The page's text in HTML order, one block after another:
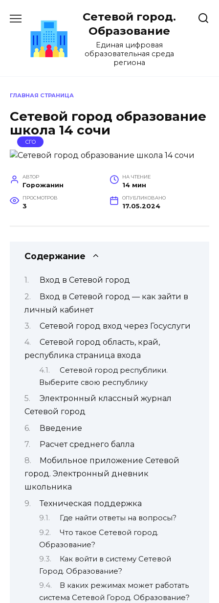
содержанию
Сетевой город.
Образование
Единая цифровая
образовательная среда
региона
ГЛАВНАЯ СТРАНИЦА
Сетевой город образование
школа 14 сочи
СГО
АВТОР
Горожанин
НА ЧТЕНИЕ
14 мин
ПРОСМОТРОВ
3
ОПУБЛИКОВАНО
17.05.2024
Содержание
Вход в Сетевой город
Вход в Сетевой город — как зайти в
личный кабинет
Сетевой город вход через Госуслуги
Сетевой город область, край,
республика страница входа
Сетевой город республики.
Выберите свою республику
Электронный классный журнал
Сетевой город
Введение
Расчет среднего балла
Мобильное приложение Сетевой
город. Электронный дневник
школьника
Техническая поддержка
Где найти ответы на вопросы?
Что такое Сетевой город.
Образование?
Как войти в систему Сетевой
Город. Образование?
В каких режимах может работать
система Сетевой Город. Образование?